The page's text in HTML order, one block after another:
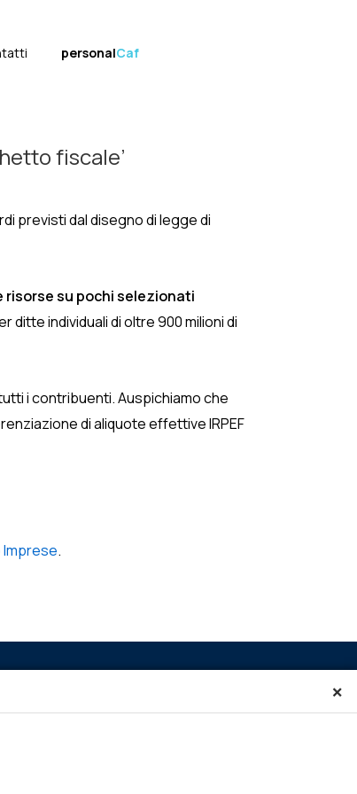
personalCaf
fiscale’
previsti dal disegno di legge di
risorse su pochi selezionati
ditte individuali di oltre 900 milioni di
i contribuenti. Auspichiamo che
di aliquote effettive IRPEF
.
×